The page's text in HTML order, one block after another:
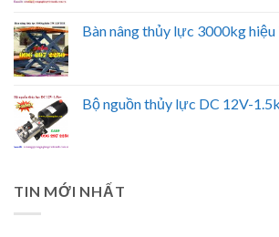
Bàn nâng thủy lực 3000kg
Bộ nguồn thủy lực DC 12V-
TIN MỚI NHẤT